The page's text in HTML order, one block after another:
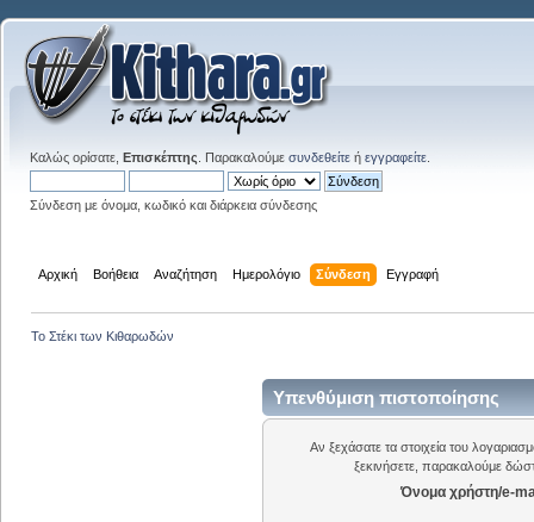
Καλώς ορίσατε, Επισκέπτης . Παρακαλούμε συνδεθείτε ή εγγραφείτε
Σύνδεση με όνομα, κωδικό και διάρκεια σύνδεσης
Αρχική Βοήθεια Αναζήτηση Ημερολόγιο Σύνδεση Εγγραφή
Το Στέκι των Κιθαρωδών
Υπενθύμιση πιστοποίησης
Αν ξεχάσατε τα στοιχεία του
ξεκινήσετε, παρακαλούμε
Όνομα χρήστη/e-